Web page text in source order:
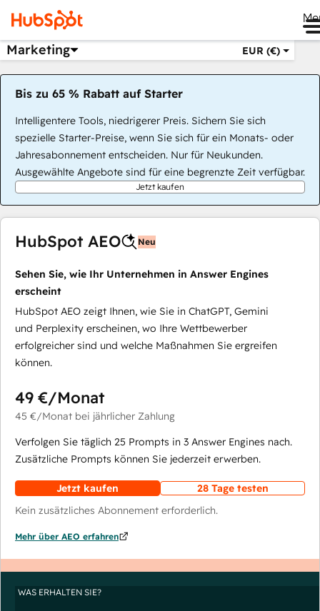
Marketing EUR (€)
Bis zu 65 % Rabatt auf Starter
Intelligentere Tools, niedrigerer Preis. Sichern Sie sich
spezielle Starter-Preise, wenn Sie sich für ein Monats- oder
Jahresabonnement entscheiden. Nur für Neukunden.
Ausgewählte Angebote sind für eine begrenzte Zeit verfügbar.
Jetzt kaufen
HubSpot AEO Neu
Sehen Sie, wie Ihr Unternehmen in Answer Engines
erscheint
HubSpot AEO zeigt Ihnen, wie Sie in ChatGPT, Gemini
und Perplexity erscheinen, wo Ihre Wettbewerber
erfolgreicher sind und welche Maßnahmen Sie ergreifen
können.
49 €/Monat
45 €/Monat bei jährlicher Zahlung
Verfolgen Sie täglich 25 Prompts in 3 Answer Engines nach.
Zusätzliche Prompts können Sie jederzeit erwerben.
Jetzt kaufen
28 Tage testen
Kein zusätzliches Abonnement erforderlich.
Mehr über AEO erfahren
WAS ERHALTEN SIE?